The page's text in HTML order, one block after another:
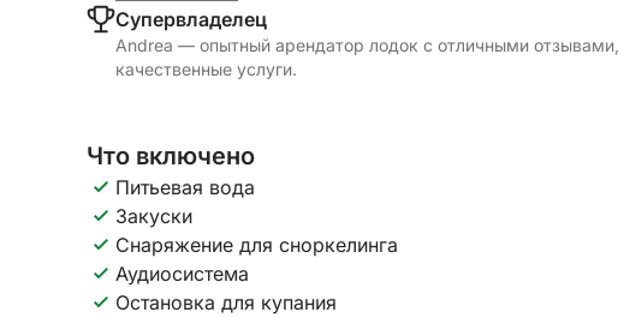
Cупервладелец
Andrea — опытный арендатор лодок с отличными отзывами,
качественные услуги.
Что включено
Питьевая вода
Закуски
Снаряжение для сноркелинга
Аудиосистема
Остановка для купания